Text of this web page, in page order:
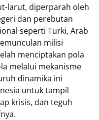
larut, diperparah oleh
dan perebutan
seperti Turki, Arab
milisi
menciptakan pola
melalui mekanisme
dinamika ini
untuk tampil
krisis, dan teguh